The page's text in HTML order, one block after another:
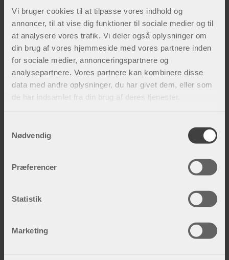
Vi bruger cookies til at tilpasse vores indhold og
annoncer, til at vise dig funktioner til sociale medier og til
at analysere vores trafik. Vi deler også oplysninger om
din brug af vores hjemmeside med vores partnere inden
for sociale medier, annonceringspartnere og
analysepartnere. Vores partnere kan kombinere disse
data med andre oplysninger, du har givet dem, eller som
de har indsamlet fra din brug af deres tjenester.
Nødvendig
Præferencer
Statistik
Marketing
Et knæproblem opstår ofte i forbindelse med
meniskerne, sidebåndene eller forreste korsbånd,
der er b...